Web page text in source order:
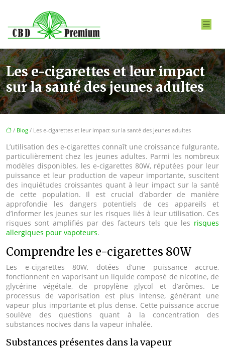
Les e-cigarettes et leur impact
sur la santé des jeunes adultes
/ Blog / Les e-cigarettes et leur impact sur la santé des jeunes adultes
L’utilisation des e-cigarettes connaît une croissance fulgurante,
particulièrement chez les jeunes adultes. Parmi les nombreux
modèles disponibles, les e-cigarettes 80W, réputées pour leur
puissance et leur production de vapeur importante, suscitent
des inquiétudes croissantes quant à leur impact sur la santé
de cette population. Il est crucial d’aborder de manière
approfondie les dangers potentiels de ces appareils et
d’informer les jeunes sur les risques liés à leur utilisation. Ces
risques sont amplifiés par des facteurs tels que les risques
allergiques pour vapoteurs.
Comprendre les e-cigarettes 80W
Les e-cigarettes 80W, dotées d’une puissance accrue,
fonctionnent en vaporisant un liquide composé de nicotine, de
glycérine végétale, de propylène glycol et d’arômes. Le
processus de vaporisation est plus intense, générant une
vapeur plus importante et plus dense. Cette puissance accrue
soulève des questions quant à la concentration des
substances nocives dans la vapeur inhalée.
Substances présentes dans la vapeur